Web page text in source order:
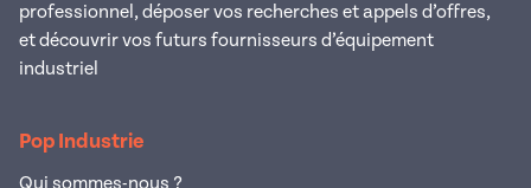
professionnel, déposer vos recherches et appels d’offres,
et découvrir vos futurs fournisseurs d’équipement
industriel
Pop Industrie
Qui sommes-nous ?